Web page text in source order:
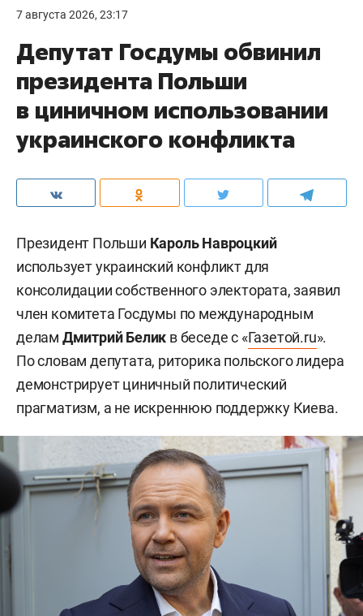
7 августа 2026, 23:17
Депутат Госдумы обвинил
президента Польши
в циничном использовании
украинского конфликта
Президент Польши Кароль Навроцкий
использует украинский конфликт для
консолидации собственного электората, заявил
член комитета Госдумы по международным
делам Дмитрий Белик в беседе с «Газетой.ru».
По словам депутата, риторика польского лидера
демонстрирует циничный политический
прагматизм, а не искреннюю поддержку Киева.